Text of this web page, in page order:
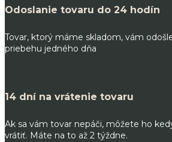
Odoslanie tovaru do 24 hodín
Tovar, ktorý máme skladom, vám
priebehu jedného dňa
14 dní na vrátenie tovaru
Ak sa vám tovar nepáči, môžete ho
vrátiť. Máte na to až 2 týždne.